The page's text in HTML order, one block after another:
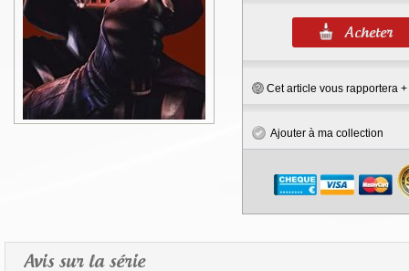
Cet article vous rapportera +
Ajouter à ma collection
Avis sur la série